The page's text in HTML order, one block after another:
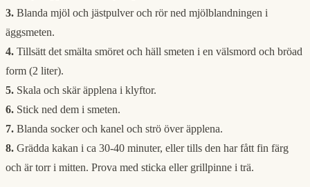
3. Blanda mjöl och jästpulver och rör ned mjölblandningen i
äggsmeten.
4. Tillsätt det smälta smöret och häll smeten i en välsmord och bröad
form (2 liter).
5. Skala och skär äpplena i klyftor.
6. Stick ned dem i smeten.
7. Blanda socker och kanel och strö över äpplena.
8. Grädda kakan i ca 30-40 minuter, eller tills den har fått fin färg
och är torr i mitten. Prova med sticka eller grillpinne i trä.